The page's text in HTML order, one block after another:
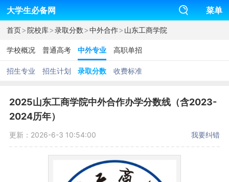
大学生必备网 菜单
首页>院校库>录取分数>中外合作>山东工商学院
学校概况 普通高考 中外专业 高职单招
招生专业 招生计划 录取分数 收费标准
2025山东工商学院中外合作办学分数线（含2023-
2024历年）
更新：2026-6-3 10:54:00 我要纠错